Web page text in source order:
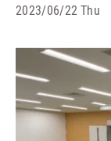
2023/06/22 Thu